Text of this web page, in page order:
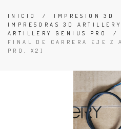
INICIO / IMPRESION 3D
IMPRESORAS 3D ARTILLERY
ARTILLERY GENIUS PRO
/
FINAL DE CARRERA EJE Z
PRO, X2)